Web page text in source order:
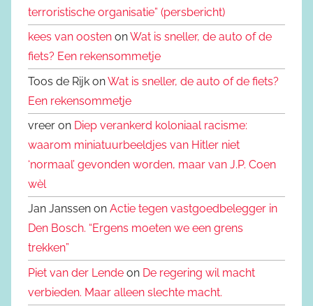
terroristische organisatie” (persbericht)
kees van oosten onWat is sneller, de auto of de
fiets? Een rekensommetje
Toos de Rijk onWat is sneller, de auto of de fiets?
Een rekensommetje
vreer on Diep verankerd koloniaal racisme:
waarom miniatuurbeeldjes van Hitler niet
‘normaal’ gevonden worden, maar van J.P. Coen
wèl
Jan Janssen on Actie tegen vastgoedbelegger in
Den Bosch. “Ergens moeten we een grens
trekken”
Piet van der Lende on De regering wil macht
verbieden. Maar alleen slechte macht.